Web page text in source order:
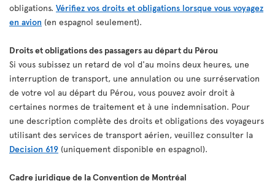
obligations. Vérifiez vos droits et obligations lorsque vous voyagez
en avion (en espagnol seulement).
Droits et obligations des passagers au départ du Pérou
Si vous subissez un retard de vol d'au moins deux heures, une
interruption de transport, une annulation ou une surréservation
de votre vol au départ du Pérou, vous pouvez avoir droit à
certaines normes de traitement et à une indemnisation. Pour
une description complète des droits et obligations des voyageurs
utilisant des services de transport aérien, veuillez consulter la
Decision 619 (uniquement disponible en espagnol).
Cadre juridique de la Convention de Montréal